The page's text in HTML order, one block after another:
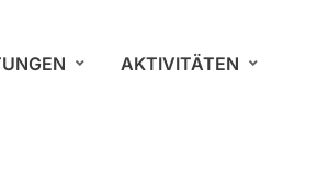
AKTIVITÄTEN